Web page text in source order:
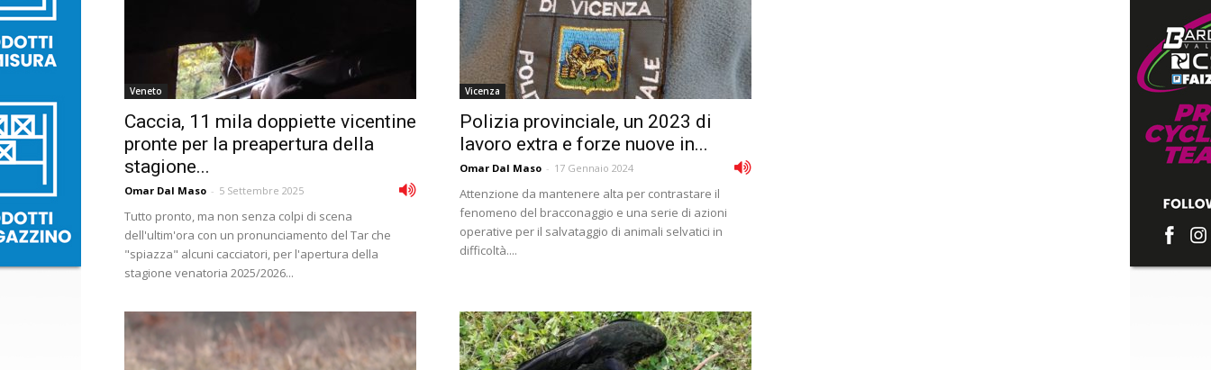
Veneto
Caccia, 11 mila doppiette vicentine
pronte per la preapertura della
stagione...
Omar Dal Maso - 5 Settembre 2025
Tutto pronto, ma non senza colpi di scena
dell'ultim'ora con un pronunciamento del Tar che
"spiazza" alcuni cacciatori, per l'apertura della
stagione venatoria 2025/2026...
Vicenza
Polizia provinciale, un 2023 di
lavoro extra e forze nuove in...
Omar Dal Maso - 17 Gennaio 2024
Attenzione da mantenere alta per contrastare il
fenomeno del bracconaggio e una serie di azioni
operative per il salvataggio di animali selvatici in
difficoltà....